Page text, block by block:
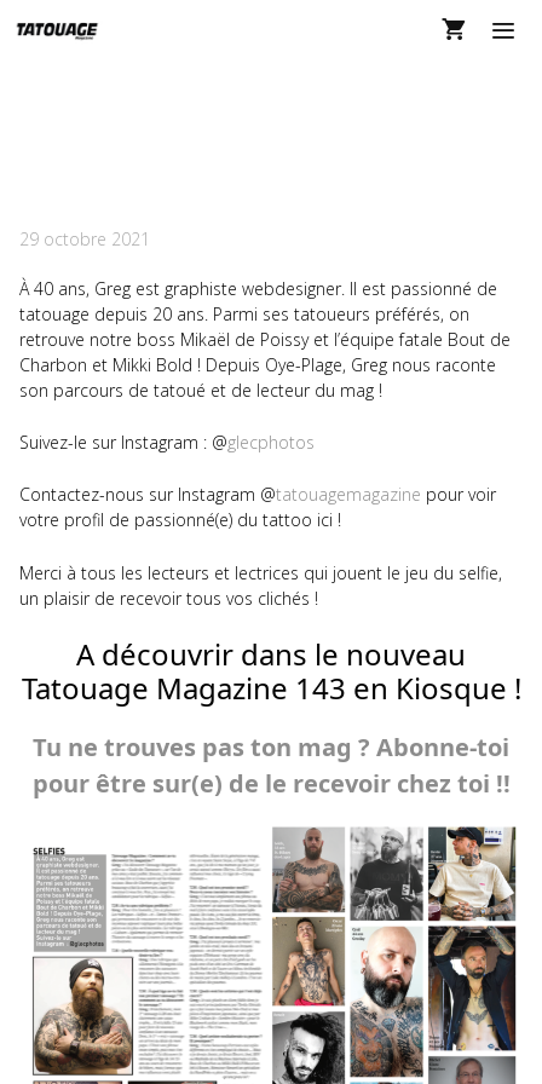
au
29 octobre 2021
À 40 ans, Greg est graphiste webdesigner. Il est passionné de
tatouage depuis 20 ans. Parmi ses tatoueurs préférés, on
retrouve notre boss Mikaël de Poissy et l’équipe fatale Bout de
Charbon et Mikki Bold ! Depuis Oye-Plage, Greg nous raconte
son parcours de tatoué et de lecteur du mag !
Suivez-le sur Instagram : @glecphotos
Contactez-nous sur Instagram @tatouagemagazine pour voir
votre profil de passionné(e) du tattoo ici !
Merci à tous les lecteurs et lectrices qui jouent le jeu du selfie,
un plaisir de recevoir tous vos clichés !
A découvrir dans le nouveau
Tatouage Magazine 143 en Kiosque !
Tu ne trouves pas ton mag ? Abonne-toi
pour être sur(e) de le recevoir chez toi !!